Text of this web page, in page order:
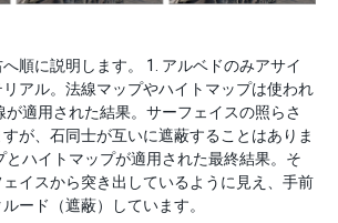
順に説明します。 1. アルベドのみアサイ
アル。法線マップやハイトマップは使われ
が適用された結果。サーフェイスの照らさ
が、石同士が互いに遮蔽することはありま
とハイトマップが適用された最終結果。そ
イスから突き出しているように見え、手前
ード（遮蔽）しています。